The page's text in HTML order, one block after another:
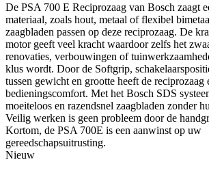
De PSA 700 E Reciprozaag van Bosch zaagt
materiaal, zoals hout, metaal of flexibel
zaagbladen passen op deze reciprozaag. De
motor geeft veel kracht waardoor zelfs het
renovaties, verbouwingen of
klus wordt. Door de Softgrip,
tussen gewicht en grootte heeft de reciprozaag
bedieningscomfort. Met het Bosch SDS
moeiteloos en razendsnel zaagbladen zonder
Veilig werken is geen probleem door de
Kortom, de PSA 700E is een aanwinst op uw
gereedschapsuitrusting.
Nieuw